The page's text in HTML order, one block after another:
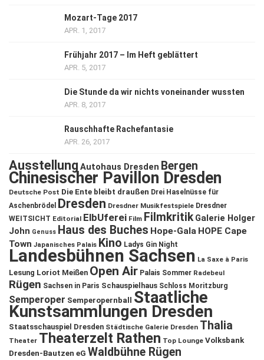
Mozart-Tage 2017
APR. 1, 2017
Frühjahr 2017 – Im Heft geblättert
APR. 5, 2017
Die Stunde da wir nichts voneinander wussten
APR. 8, 2017
Rauschhafte Rachefantasie
APR. 26, 2017
Ausstellung Autohaus Dresden Bergen
Chinesischer Pavillon Dresden
Deutsche Post Die Ente bleibt draußen Drei Haselnüsse für
Aschenbrödel
Dresden Dresdner Musikfestspiele Dresdner
WEITSICHT Editorial ElbUferei Film Filmkritik Galerie Holger
John Genuss Haus des Buches Hope-Gala HOPE Cape
Town Japanisches Palais Kino Ladys Gin Night
Landesbühnen Sachsen La Saxe à Paris
Lesung Loriot Meißen Open Air Palais Sommer Radebeul
Rügen Sachsen in Paris Schauspielhaus Schloss Moritzburg
Semperoper Semperopernball Staatliche
Kunstsammlungen Dresden
Staatsschauspiel Dresden Städtische Galerie Dresden Thalia
Theater Theaterzelt Rathen Top Lounge Volksbank
Dresden-Bautzen eG Waldbühne Rügen